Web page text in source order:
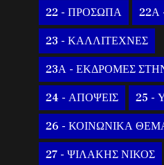
22 - ΠΡΟΣΩΠΑ 22Α
23 - ΚΑΛΛΙΤΕΧΝΕΣ
23Α - ΕΚΔΡΟΜΕΣ
24 - ΑΠΟΨΕΙΣ 25 -
26 - ΚΟΙΝΩΝΙΚΑ
27 - ΨΙΛΑΚΗΣ ΝΙΚΟΣ